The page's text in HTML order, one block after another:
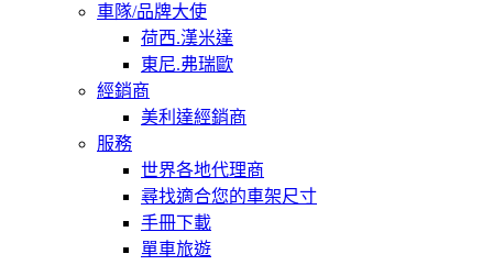
車隊/品牌大使
荷西.漢米達
東尼.弗瑞歐
經銷商
美利達經銷商
服務
世界各地代理商
尋找適合您的車架尺寸
手冊下載
單車旅遊